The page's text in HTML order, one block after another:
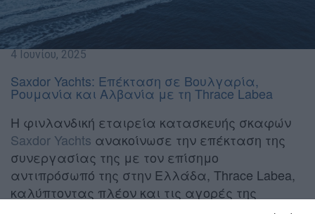
4 Ιουνίου, 2025
Saxdor Yachts: Επέκταση σε Βουλγαρία,
Ρουμανία και Αλβανία με τη Thrace Labea
Η φινλανδική εταιρεία κατασκευής σκαφών
Saxdor Yachts ανακοίνωσε την επέκταση της
συνεργασίας της με τον επίσημο
αντιπρόσωπό της στην Ελλάδα, Thrace Labea,
καλύπτοντας πλέον και τις αγορές της